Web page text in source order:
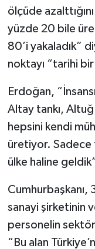
ölçüde
yüzde 20 bile
80’i yakaladık”
noktayı “tarihi
Erdoğan,
Altay tankı, Altuğ
hepsini kendi
üretiyor.
ülke haline
Cumhurbaşkanı,
sanayi şirketinin
personelin
“Bu alan